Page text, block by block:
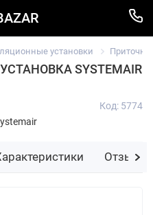
установки
SYSTEMAIR
Код: 5774
Отзывы